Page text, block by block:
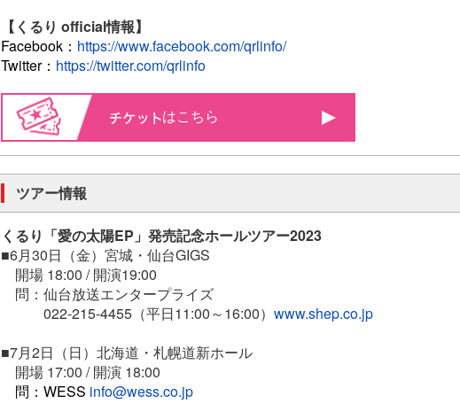
【くるり official情報】
Facebook： https://www.facebook.com/qrlinfo/
Twitter： https://twitter.com/qrlinfo
はこちら
ツアー情報
くるり「愛の太陽EP」発売記念ホールツアー2023
■6月30日（金）宮城・仙台GIGS
開場 18:00 / 開演19:00
問：仙台放送エンタープライズ
022-215-4455（平日11:00～16:00） www.shep.co.jp
■7月2日（日）北海道・札幌道新ホール
開場 17:00 / 開演 18:00
問：WESS info@wess.co.jp